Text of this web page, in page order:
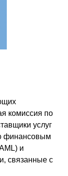
комиссия по
услуг
финансовым
и
связанные с